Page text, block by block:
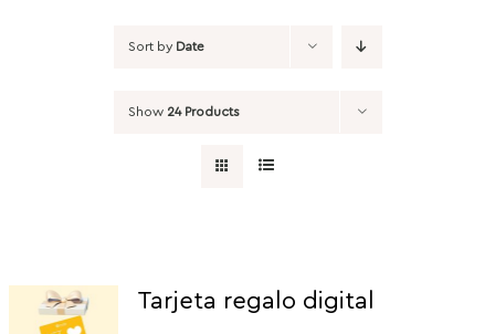
Sort by Date
Show 24 Products
Tarjeta regalo digital